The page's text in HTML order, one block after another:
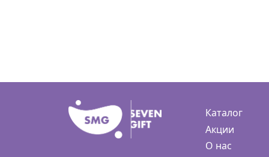
Каталог
Акции
О нас